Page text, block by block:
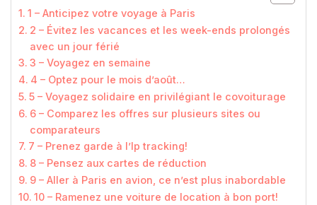
1 – Anticipez votre voyage à Paris
2 – Évitez les vacances et les week-ends prolongés
avec un jour férié
3 – Voyagez en semaine
4 – Optez pour le mois d’août…
5 – Voyagez solidaire en privilégiant le covoiturage
6 – Comparez les offres sur plusieurs sites ou
comparateurs
7 – Prenez garde à l’Ip tracking!
8 – Pensez aux cartes de réduction
9 – Aller à Paris en avion, ce n’est plus inabordable
10 – Ramenez une voiture de location à bon port!